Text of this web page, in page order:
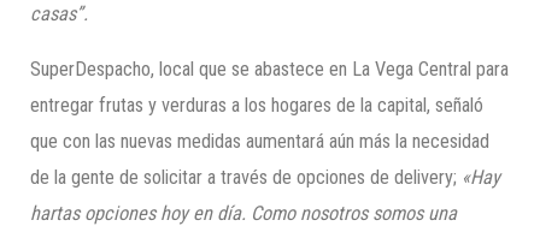
casas”.
SuperDespacho, local que se abastece en La Vega Central para
entregar frutas y verduras a los hogares de la capital, señaló
que con las nuevas medidas aumentará aún más la necesidad
de la gente de solicitar a través de opciones de delivery; «Hay
hartas opciones hoy en día. Como nosotros somos una